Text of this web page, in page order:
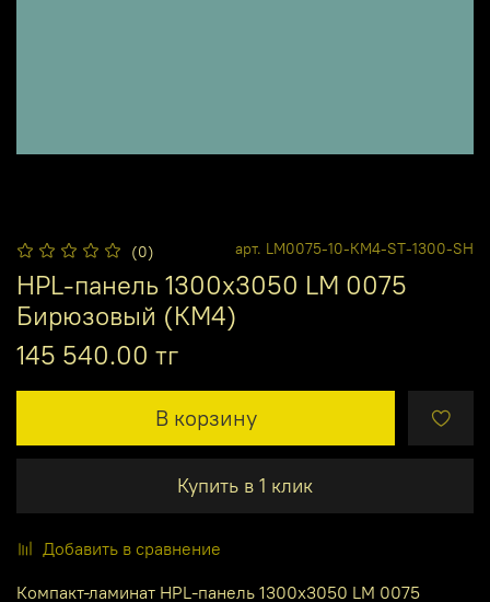
(0) арт. LM0075-10-КМ4-ST-1300-SH
HPL-панель 1300х3050 LM 0075
Бирюзовый (КМ4)
145 540.00 тг
В корзину
Купить в 1 клик
Добавить в сравнение
Компакт-ламинат HPL-панель 1300х3050 LM 0075